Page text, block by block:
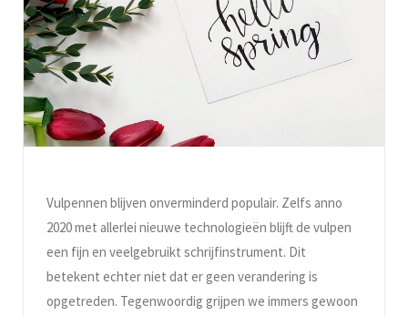
Vulpennen blijven onverminderd populair. Zelfs anno
2020 met allerlei nieuwe technologieën blijft de vulpen
een fijn en veelgebruikt schrijfinstrument. Dit
betekent echter niet dat er geen verandering is
opgetreden. Tegenwoordig grijpen we immers gewoon